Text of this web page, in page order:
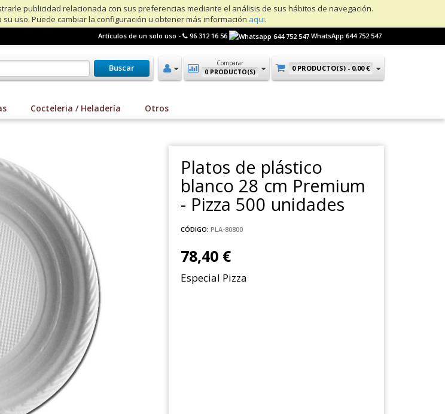
publicidad relacionada con sus preferencias mediante el análisis de sus hábitos de navegación.
uso. Puede cambiar la configuración u obtener más información aqui.
Artículos de un solo uso - 96 312 16 56 WhatsApp 644 752 547
0 PRODUCTO(S) - 0,00 €
Comparar
0 PRODUCTO(S)
Buscar
Cocteleria / Heladería Otros
Platos de plástico
blanco 28 cm Premium
- Pizza 500 unidades
CÓDIGO: PLA-80800
78,40 €
Especial Pizza